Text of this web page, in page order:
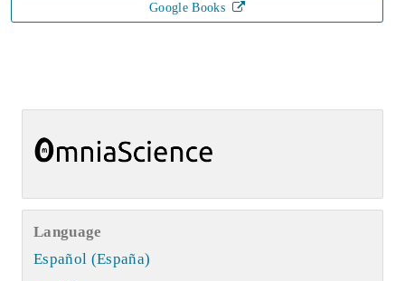
Google Books
Language
Español (España)